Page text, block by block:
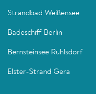
Strandbad Weißensee
Badeschiff Berlin
Bernsteinsee Ruhlsdorf
Elster-Strand Gera